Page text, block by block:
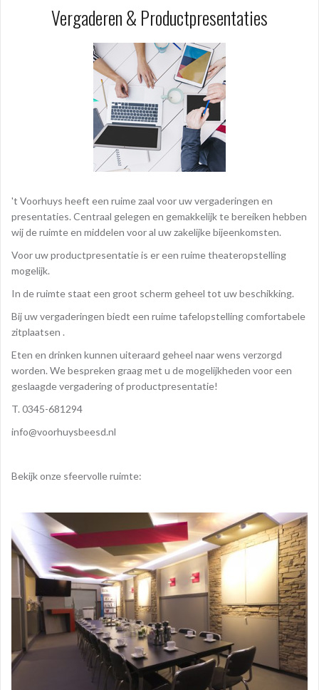
Vergaderen & Productpresentaties
't Voorhuys heeft een ruime zaal voor uw vergaderingen en
presentaties. Centraal gelegen en gemakkelijk te bereiken hebben
wij de ruimte en middelen voor al uw zakelijke bijeenkomsten.
Voor uw productpresentatie is er een ruime theateropstelling
mogelijk.
In de ruimte staat een groot scherm geheel tot uw beschikking.
Bij uw vergaderingen biedt een ruime tafelopstelling comfortabele
zitplaatsen .
Eten en drinken kunnen uiteraard geheel naar wens verzorgd
worden. We bespreken graag met u de mogelijkheden voor een
geslaagde vergadering of productpresentatie!
T. 0345-681294
info@voorhuysbeesd.nl
Bekijk onze sfeervolle ruimte: